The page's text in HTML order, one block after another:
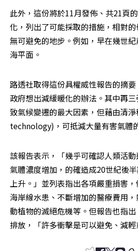
此外，這份將於11月發佈、共21頁
化，列出了可能採取的措施，相對
無可避免的地步。例如，早在幾世
海平面。
路透社取得這份具權威性報告的摘
政府想出減緩暖化的辦法。其中再
致氣候變遷的最大因素，但藉由清
technology)，可抵減大量有害氣體
該報告表示，「幾乎可確認人類活
氣體濃度增加，的確造成20世紀後
上升。」並列表指出各項嚴重損害
海岸線水患、不斷增加的醫療費用
動植物的滅絕危機等。但報告也指
排放，「許多衝擊是可以避免、減輕